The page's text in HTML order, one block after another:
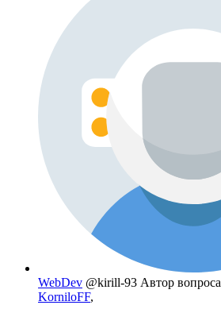
WebDev @kirill-93 Автор вопроса
KorniloFF,